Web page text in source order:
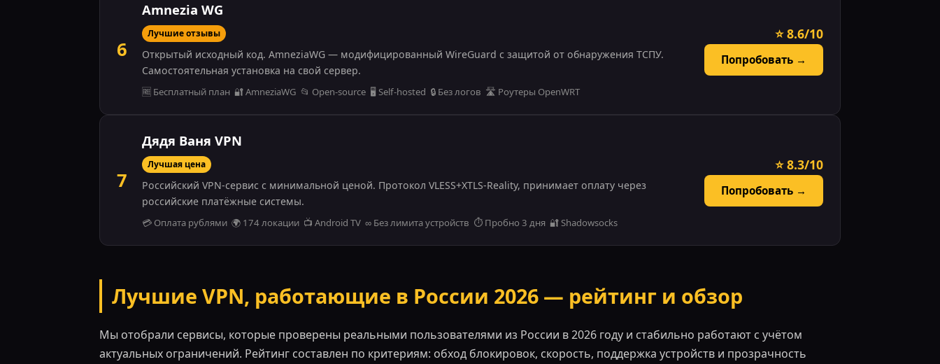
6
Amnezia WG
Лучшие отзывы
Открытый исходный код. AmneziaWG — модифицированный WireGuard с защитой от обнаружения ТСПУ.
Самостоятельная установка на свой сервер.
🆓 Бесплатный план 🔐 AmneziaWG 📂 Open-source 🖥️ Self-hosted 🔒 Без логов 🛣️ Роутеры OpenWRT
⭐ 8.6/10
Попробовать →
7
Дядя Ваня VPN
Лучшая цена
Российский VPN-сервис с минимальной ценой. Протокол VLESS+XTLS-Reality, принимает оплату через
российские платёжные системы.
💳 Оплата рублями 🌍 174 локации 📺 Android TV ∞ Без лимита устройств ⏱️ Пробно 3 дня 🔐 Shadowsocks
⭐ 8.3/10
Попробовать →
Лучшие VPN, работающие в России 2026 — рейтинг и обзор
Мы отобрали сервисы, которые проверены реальными пользователями из России в 2026 году и стабильно работают с учётом
актуальных ограничений. Рейтинг составлен по критериям: обход блокировок, скорость, поддержка устройств и прозрачность